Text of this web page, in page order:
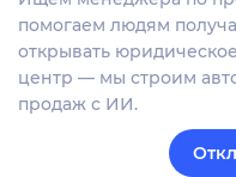
помогаем людям
открывать
центр — мы строим
продаж с ИИ.